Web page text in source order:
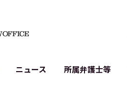
ニュース 所属弁護士等